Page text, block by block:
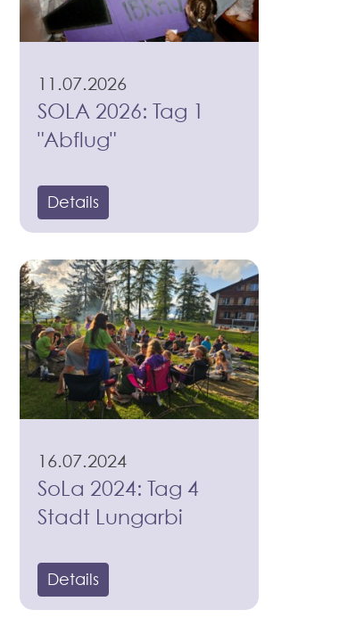
11.07.2026
SOLA 2026: Tag 1
"Abflug"
Details
16.07.2024
SoLa 2024: Tag 4
Stadt Lungarbi
Details